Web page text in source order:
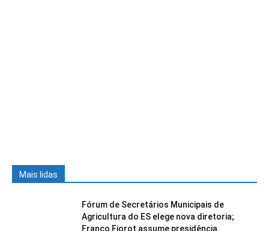
Mais lidas
Fórum de Secretários Municipais de
Agricultura do ES elege nova diretoria;
Franco Fiorot assume presidência